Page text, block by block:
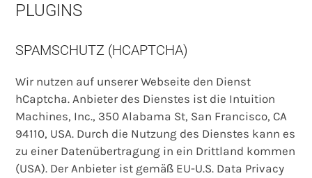
PLUGINS
SPAMSCHUTZ (HCAPTCHA)
Wir nutzen auf unserer Webseite den Dienst
hCaptcha. Anbieter des Dienstes ist die Intuition
Machines, Inc., 350 Alabama St, San Francisco, CA
94110, USA. Durch die Nutzung des Dienstes kann es
zu einer Datenübertragung in ein Drittland kommen
(USA). Der Anbieter ist gemäß EU-U.S. Data Privacy